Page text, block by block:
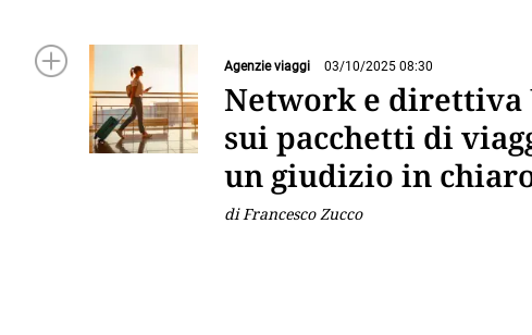
Agenzie viaggi 03/10/2025 08:30
Network e direttiva
sui pacchetti di
un giudizio in
di Francesco Zucco